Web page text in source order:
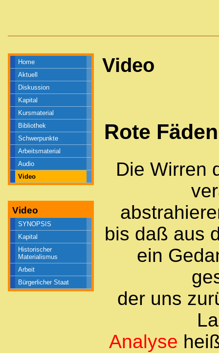
Home
Aktuell
Diskussion
Kapital
Kursmaterial
Bibliothek
Schwerpunkte
Arbeitsmaterial
Audio
Video
Video
SYNOPSIS
Kapital
Historischer
Materialismus
Arbeit
Bürgerlicher Staat
Video
Rote
Die Wirren
bis daß aus
ein
der uns
Analyse